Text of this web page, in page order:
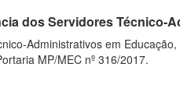
dos Servidores Técnico-
Administrativos em Educação,
MP/MEC nº 316/2017.